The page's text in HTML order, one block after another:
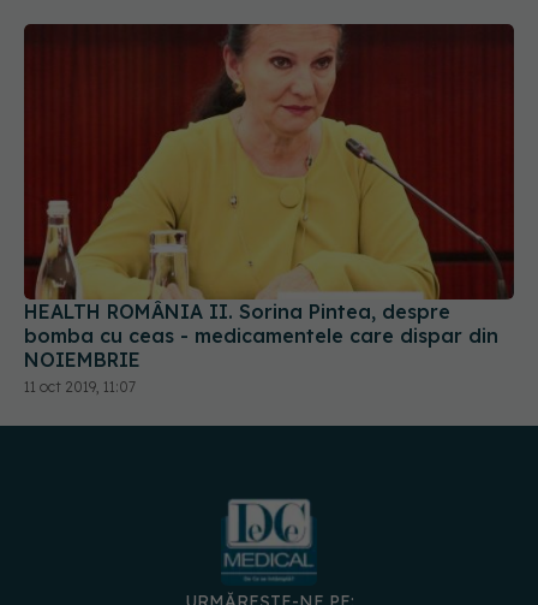
HEALTH ROMÂNIA II. Sorina Pintea, despre
bomba cu ceas - medicamentele care dispar din
NOIEMBRIE
11 oct 2019, 11:07